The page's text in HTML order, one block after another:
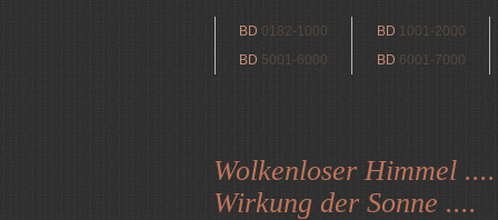
BD 0182-1000 BD 1001-2000
BD 5001-6000 BD 6001-7000
Wolkenloser Himmel ....
Wirkung der Sonne ....